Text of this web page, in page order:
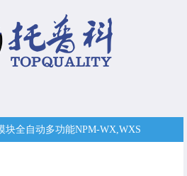
块全自动多功能NPM-WX,WXS